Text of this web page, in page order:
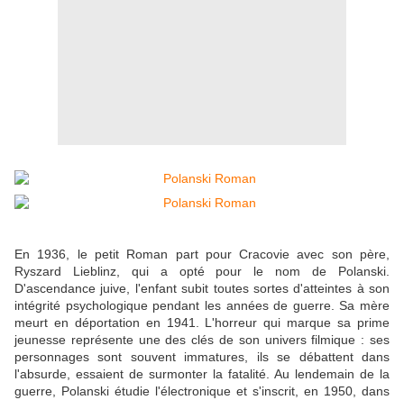
En 1936, le petit Roman part pour Cracovie avec son père,
Ryszard Lieblinz, qui a opté pour le nom de Polanski.
D'ascendance juive, l'enfant subit toutes sortes d'atteintes à son
intégrité psychologique pendant les années de guerre. Sa mère
meurt en déportation en 1941. L'horreur qui marque sa prime
jeunesse représente une des clés de son univers filmique : ses
personnages sont souvent immatures, ils se débattent dans
l'absurde, essaient de surmonter la fatalité. Au lendemain de la
guerre, Polanski étudie l'électronique et s'inscrit, en 1950, dans